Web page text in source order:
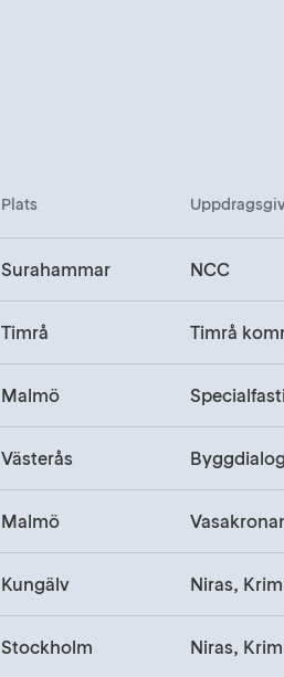
Plats
Surahammar NCC
Timrå Timrå
Malmö
Västerås Byggdialog
Malmö
Kungälv Niras,
Stockholm Niras,